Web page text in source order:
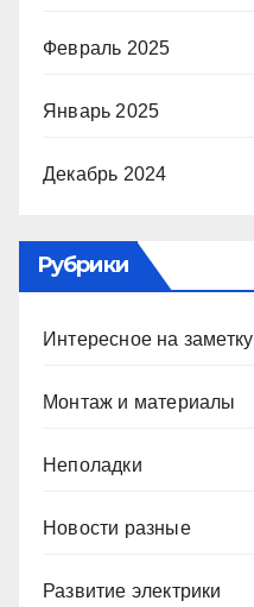
Февраль 2025
Январь 2025
Декабрь 2024
Рубрики
Интересное на заметку
Монтаж и материалы
Неполадки
Новости разные
Развитие электрики